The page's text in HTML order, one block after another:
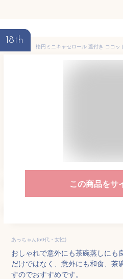
18th
この商品をサ
あっちゃん(50代・女性)
おしゃれで意外にも茶碗蒸しにも
だけではなく、意外にも和食、茶
すのでおすすめです。